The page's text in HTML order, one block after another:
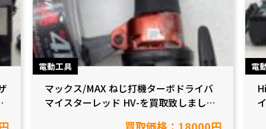
電動工具
マックス/MAX ねじ打機ターボドライバ
マイスターレッド HV-を買取致しました
電